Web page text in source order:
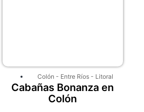
Colón - Entre Ríos - Litoral
Cabañas Bonanza en
Colón